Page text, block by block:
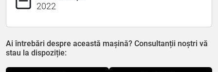
2022
Ai întrebări despre această mașină? Consultanții noștri vă
stau la dispoziție: